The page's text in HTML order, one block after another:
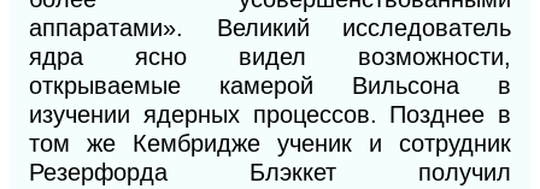
аппаратами». Великий исследователь
ядра ясно видел возможности,
открываемые камерой Вильсона в
изучении ядерных процессов. Позднее в
том же Кембридже ученик и сотрудник
Резерфорда Блэккет получил